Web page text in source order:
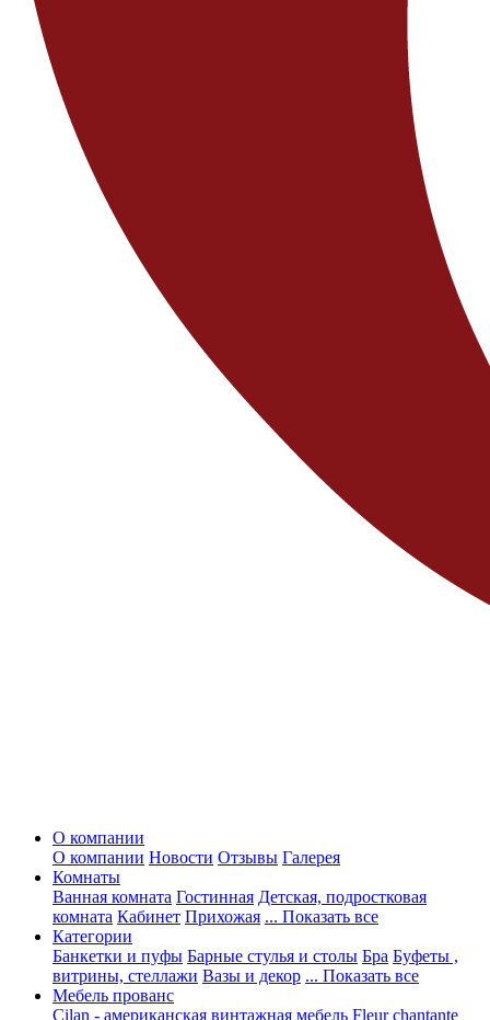
О компании
О компании Новости Отзывы Галерея
Комнаты
Ванная комната Гостинная Детская, подростковая
комната Кабинет Прихожая ... Показать все
Категории
Банкетки и пуфы Барные стулья и столы Бра Буфеты ,
витрины, стеллажи Вазы и декор ... Показать все
Мебель прованс
Cilan - американская винтажная мебель Fleur chantante